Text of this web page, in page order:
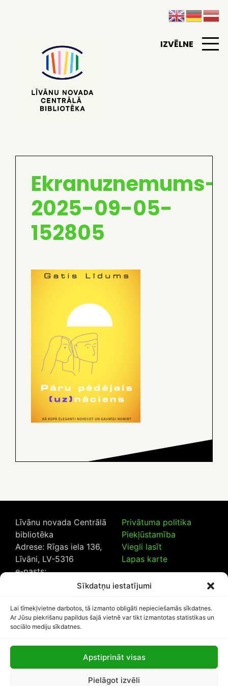
Sīkdatņu iestatījumi
Lai tīmekļvietne darbotos, tā izmanto obligāti nepieciešamās sīkdatnes.
Ar Jūsu piekrišanu papildus šajā vietnē var tikt izmantotas statistikas un
sociālo mediju sīkdatnes.
Apstiprināt visas
Pielāgot izvēli
IZVĒLNE
Ekranuznemums-
2025-09-05-
152805
Līvānu novada Centrālā
bibliotēka
Adrese: Rīgas iela 136,
Līvāni, LV-5316
e-pasts:
20230925
Privātuma politika
Piekļūstamība
Viegli lasīt
Lapas karte
Lapas apmeklētāju skaits: